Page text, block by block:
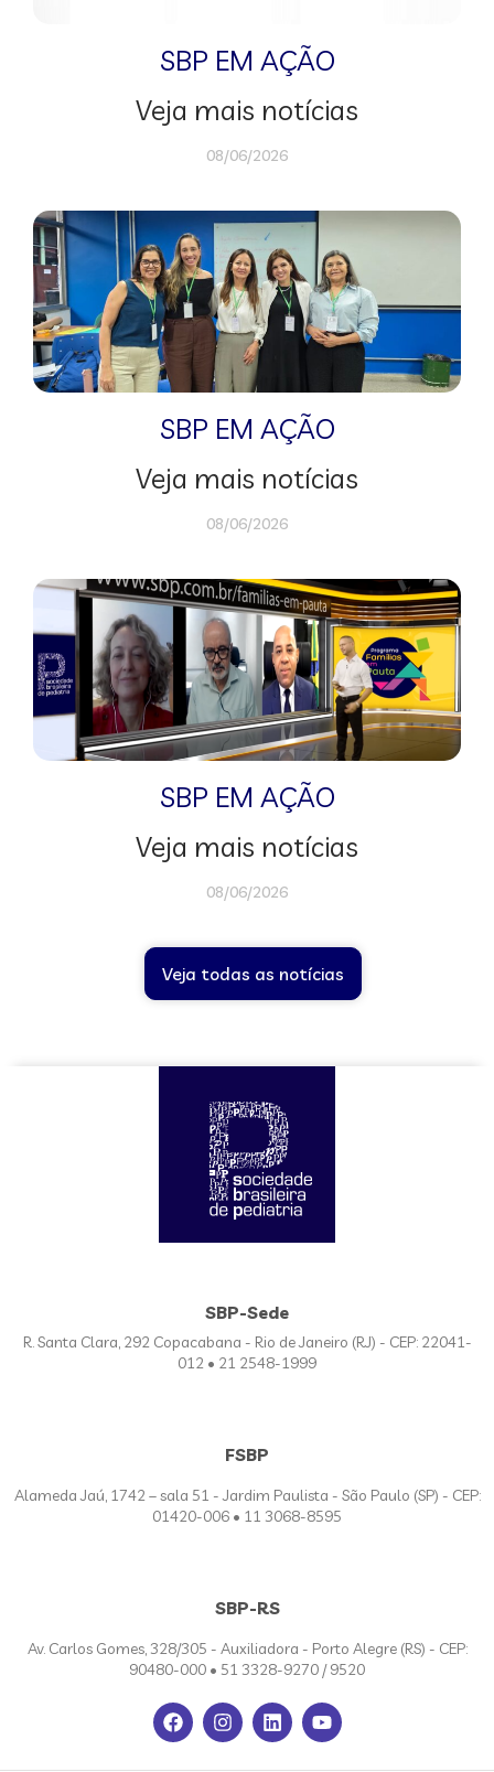
SBP EM AÇÃO
Veja mais notícias
08/06/2026
SBP EM AÇÃO
Veja mais notícias
08/06/2026
SBP EM AÇÃO
Veja mais notícias
08/06/2026
Veja todas as notícias
SBP-Sede
R. Santa Clara, 292 Copacabana - Rio de Janeiro (RJ) - CEP: 22041-
012 • 21 2548-1999
FSBP
Alameda Jaú, 1742 – sala 51 - Jardim Paulista - São Paulo (SP) - CEP:
01420-006 • 11 3068-8595
SBP-RS
Av. Carlos Gomes, 328/305 - Auxiliadora - Porto Alegre (RS) - CEP:
90480-000 • 51 3328-9270 / 9520